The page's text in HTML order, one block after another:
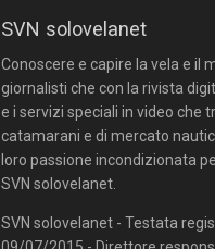
SVN solovelanet
Conoscere e capire la vela e il
giornalisti che con la rivista
e i servizi speciali in video che
catamarani e di mercato
loro passione incondizionata
SVN solovelanet.
SVN solovelanet - Testata